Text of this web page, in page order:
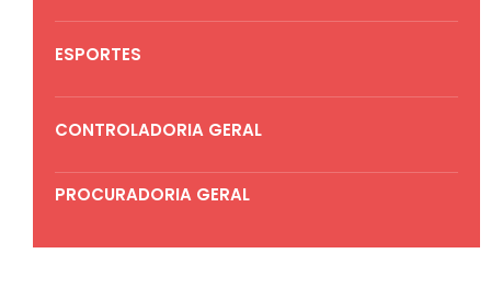
ESPORTES
CONTROLADORIA GERAL
PROCURADORIA GERAL